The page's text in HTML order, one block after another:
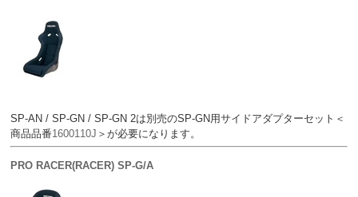
SP-AN / SP-GN / SP-GN 2は別売のSP-GN用サイドアダプターセット＜
商品品番1600110J ＞が必要になります。
PRO RACER(RACER) SP-G/A